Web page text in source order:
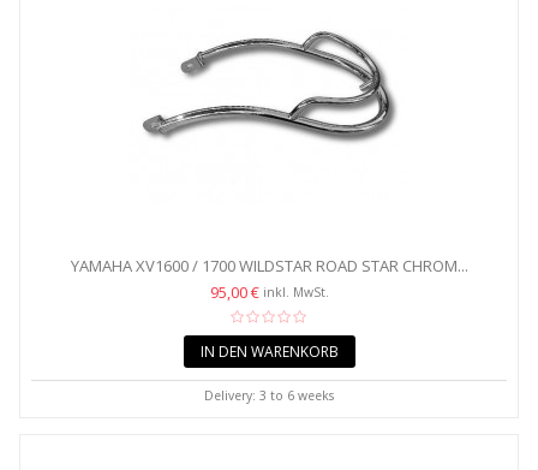
YAMAHA XV1600 / 1700 WILDSTAR ROAD STAR CHROM...
95,00 € inkl. MwSt.
IN DEN WARENKORB
Delivery: 3 to 6 weeks